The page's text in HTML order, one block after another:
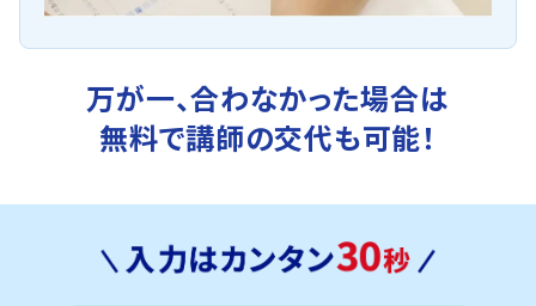
万が一、合わなかった場合は
無料で講師の交代も可能！